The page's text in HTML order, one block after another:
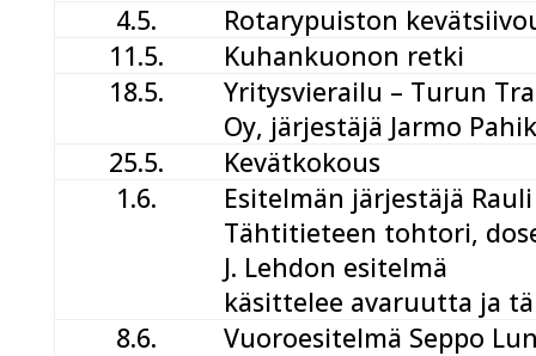
4.5.
Rotarypuiston
11.5.
Kuhankuonon retki
18.5.
Yritysvierailu – Turun
Oy, järjestäjä Jarmo
25.5.
Kevätkokous
1.6.
Esitelmän järjestäjä
Tähtitieteen tohtori,
J. Lehdon esitelmä
käsittelee avaruutta ja
8.6.
Vuoroesitelmä Seppo